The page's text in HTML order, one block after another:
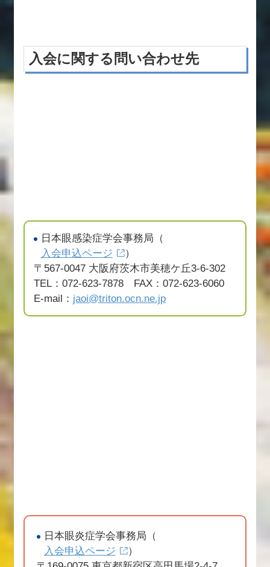
入会に関する問い合わせ先
日本眼感染症学会事務局（
入会申込ページ
）
〒567-0047 大阪府茨木市美穂ケ丘3-6-302
TEL：072-623-7878 FAX：072-623-6060
E-mail： jaoi@triton.ocn.ne.jp
日本眼炎症学会事務局（
入会申込ページ
）